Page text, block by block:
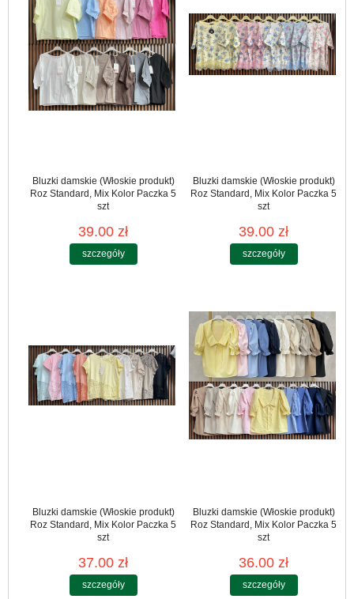
Bluzki damskie (Włoskie produkt)
Roz Standard, Mix Kolor Paczka 5
szt
39.00 zł
szczegóły
Bluzki damskie (Włoskie produkt)
Roz Standard, Mix Kolor Paczka 5
szt
39.00 zł
szczegóły
Bluzki damskie (Włoskie produkt)
Roz Standard, Mix Kolor Paczka 5
szt
37.00 zł
szczegóły
Bluzki damskie (Włoskie produkt)
Roz Standard, Mix Kolor Paczka 5
szt
36.00 zł
szczegóły